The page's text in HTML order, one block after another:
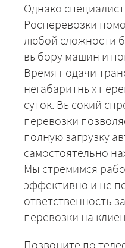
Однако
Росперевозки
любой сложности
выбору машин и
Время подачи
негабаритных
суток. Высокий
перевозки
полную загрузку
самостоятельно
Мы стремимся
эффективно и не
ответственность
перевозки на
Позвоните по